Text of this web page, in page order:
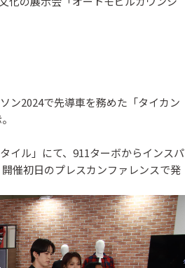
ン2024で先導車を務めた「タイカン
イル」にて、911ターボからインスパ
催初日のプレスカンファレンスで発